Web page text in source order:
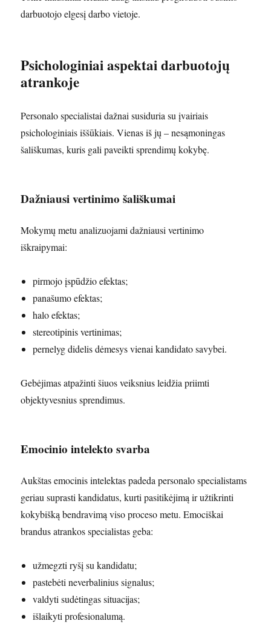
darbuotojo elgesį darbo vietoje.
Psichologiniai aspektai darbuotojų
atrankoje
Personalo specialistai dažnai susiduria su įvairiais
psichologiniais iššūkiais. Vienas iš jų – nesąmoningas
šališkumas, kuris gali paveikti sprendimų kokybę.
Dažniausi vertinimo šališkumai
Mokymų metu analizuojami dažniausi vertinimo
iškraipymai:
pirmojo įspūdžio efektas;
panašumo efektas;
halo efektas;
stereotipinis vertinimas;
pernelyg didelis dėmesys vienai kandidato savybei.
Gebėjimas atpažinti šiuos veiksnius leidžia priimti
objektyvesnius sprendimus.
Emocinio intelekto svarba
Aukštas emocinis intelektas padeda personalo specialistams
geriau suprasti kandidatus, kurti pasitikėjimą ir užtikrinti
kokybišką bendravimą viso proceso metu. Emociškai
brandus atrankos specialistas geba:
užmegzti ryšį su kandidatu;
pastebėti neverbalinius signalus;
valdyti sudėtingas situacijas;
išlaikyti profesionalumą.